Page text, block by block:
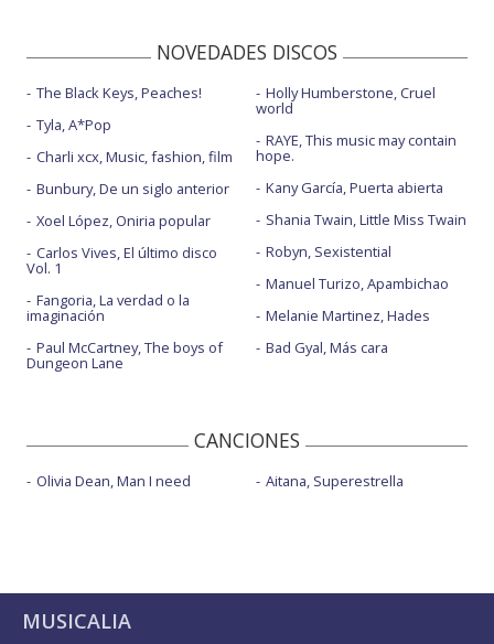
NOVEDADES DISCOS
The Black Keys, Peaches!
Tyla, A*Pop
Charli xcx, Music, fashion, film
Bunbury, De un siglo anterior
Xoel López, Oniria popular
Carlos Vives, El último disco
Vol. 1
Fangoria, La verdad o la
imaginación
Paul McCartney, The boys of
Dungeon Lane
Holly Humberstone, Cruel
world
RAYE, This music may contain
hope.
Kany García, Puerta abierta
Shania Twain, Little Miss Twain
Robyn, Sexistential
Manuel Turizo, Apambichao
Melanie Martinez, Hades
Bad Gyal, Más cara
CANCIONES
Olivia Dean, Man I need Aitana, Superestrella
MUSICALIA